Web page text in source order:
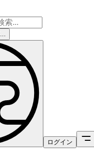
ログイン